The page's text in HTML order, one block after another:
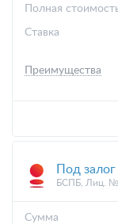
Полная
Ставка
Преимущества
Под
БСПБ, Лиц.
Cумма